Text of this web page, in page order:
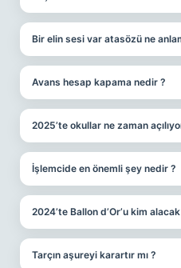
Bir elin sesi var atasözü ne
Avans hesap kapama nedir ?
2025’te okullar ne zaman
İşlemcide en önemli şey nedir ?
2024’te Ballon d’Or’u kim
Tarçın aşureyi karartır mı ?